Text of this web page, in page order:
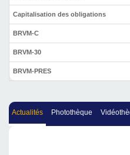
Capitalisation des obligations
BRVM-C
BRVM-30
BRVM-PRES
Actualités Photothèque